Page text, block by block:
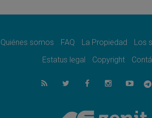
08.08.2026
08.08.2026
del Buen Consejo de
Filipinas: el Vicariato
se convierte en diócesis
Honduras: Los desplazados
crisis olvidada
Quiénes somos FAQ La Propiedad Los
Estatus legal
Copyright